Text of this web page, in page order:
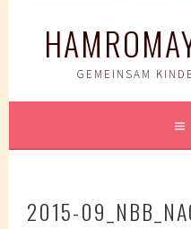
GEMEINSAM
2015-